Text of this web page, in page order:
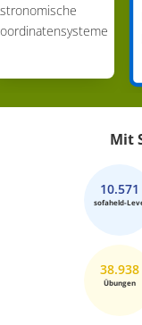
Mit
10.571
sofaheld-
38.938
Übungen